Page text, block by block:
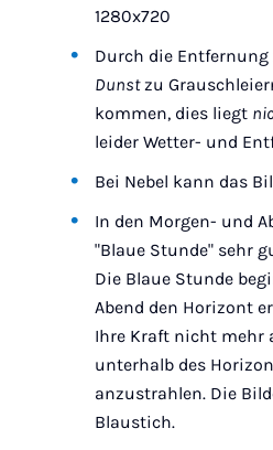
1280x720
Durch die
Dunstzu
kommen, dies liegt
leider Wetter- und
Bei Nebel kann das
In den Morgen- und
"Blaue Stunde" sehr
Die Blaue Stunde
Abend den Horizont
Ihre Kraft nicht mehr
unterhalb des
anzustrahlen. Die
Blaustich.